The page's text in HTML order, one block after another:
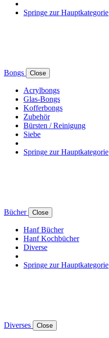
Springe zur Hauptkategorie
Bongs Close
Acrylbongs
Glas-Bongs
Kofferbongs
Zubehör
Bürsten / Reinigung
Siebe
Springe zur Hauptkategorie
Bücher Close
Hanf Bücher
Hanf Kochbücher
Diverse
Springe zur Hauptkategorie
Diverses Close